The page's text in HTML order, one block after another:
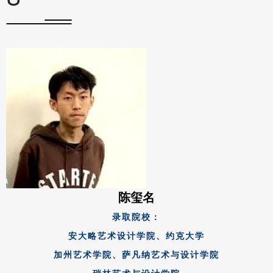
陈玺名
录取院校：
安大略艺术设计学院、约克大学
加州艺术学院、萨凡纳艺术与设计学院